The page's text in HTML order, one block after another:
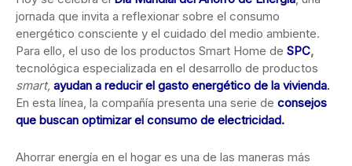
jornada que invita a reflexionar sobre el consumo
energético consciente y el cuidado del medio ambiente.
Para ello, el uso de los productos Smart Home de SPC,
tecnológica especializada en el desarrollo de productos
smart, ayudan a reducir el gasto energético de la vivienda.
En esta línea, la compañía presenta una serie de consejos
que buscan optimizar el consumo de electricidad.
Ahorrar energía en el hogar es una de las maneras más